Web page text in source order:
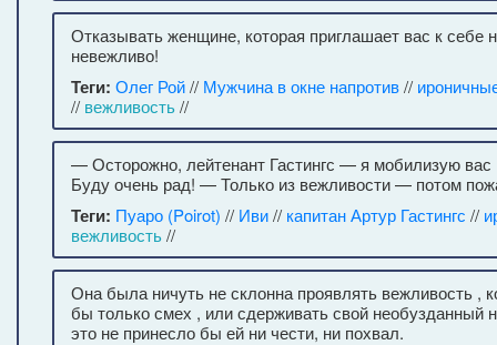
Отказывать женщине, которая приглашает вас к себе
невежливо!
Теги: Олег Рой// Мужчина в окне напротив//
// вежливость//
— Осторожно, лейтенант Гастингс — я мобилизую
Буду очень рад! — Только из вежливости — потом
Теги: Пуаро (Poirot) // Иви// капитан Артур Гастингс //
вежливость//
Она была ничуть не склонна проявлять вежливость ,
бы только смех , или сдерживать свой необузданный
это не принесло бы ей ни чести, ни похвал.